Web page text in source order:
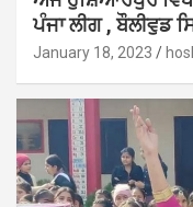
ਪੰਜਾ ਲੀਗ , ਬੌਲੀਵੁਡ
January 18, 2023